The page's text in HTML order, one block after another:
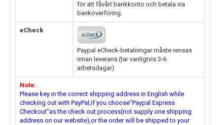
för att fåvårt bankkonto och betala via
banköverföring.
eCheck
Paypal eCheck-betalningar måste rensas
innan leverans.(tar vanligtvis 3-6
arbetsdagar)
Note:
Please key in the correct shipping address in English while
checking out with PayPal,if you choose"Paypal Express
Checkout"as the check out process(not supply one shipping
address on our website),or the order will be shipped to your